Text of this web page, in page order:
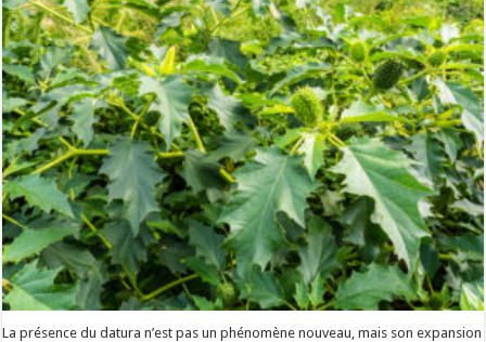
La présence du datura n’est pas un phénomène nouveau, mais son expansion